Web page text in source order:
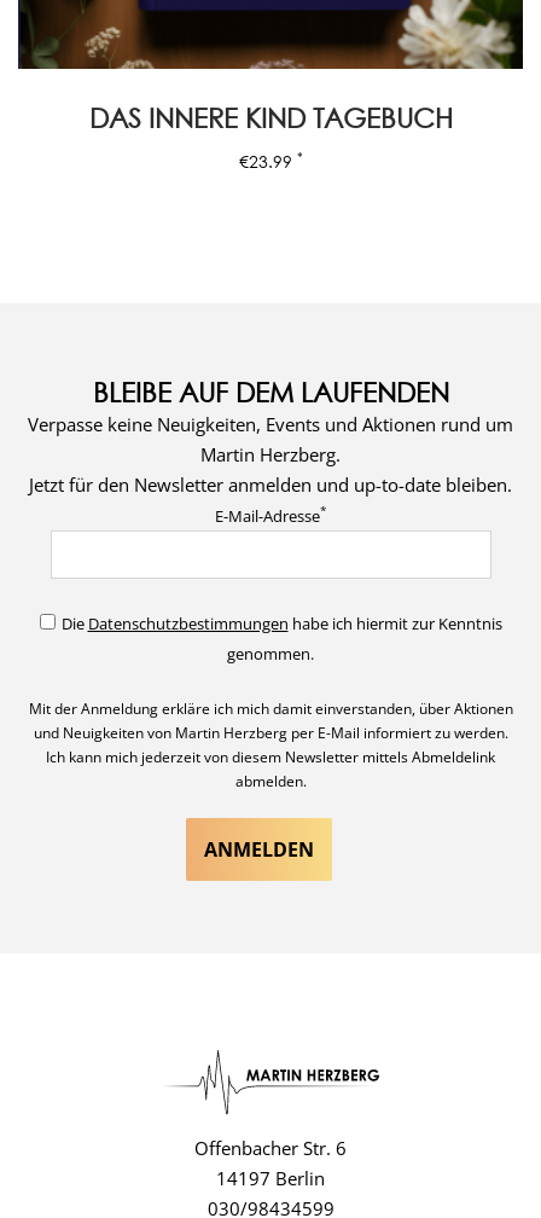
DAS INNERE KIND TAGEBUCH
€23.99 *
BLEIBE AUF DEM LAUFENDEN
Verpasse keine Neuigkeiten, Events und Aktionen rund um
Martin Herzberg.
Jetzt für den Newsletter anmelden und up-to-date bleiben.
E-Mail-Adresse*
Die Datenschutzbestimmungen habe ich hiermit zur Kenntnis
genommen.
Mit der Anmeldung erkläre ich mich damit einverstanden, über Aktionen
und Neuigkeiten von Martin Herzberg per E-Mail informiert zu werden.
Ich kann mich jederzeit von diesem Newsletter mittels Abmeldelink
abmelden.
Offenbacher Str. 6
14197 Berlin
030/98434599